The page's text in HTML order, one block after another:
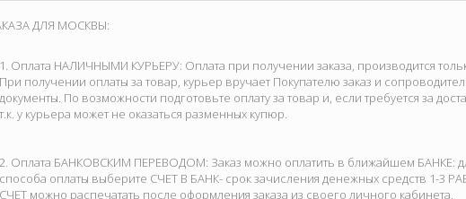
ДЛЯ МОСКВЫ:
1. Оплата НАЛИЧНЫМИ КУРЬЕРУ: Оплата при получении заказа, производится
При получении оплаты за товар, курьер вручает Покупателю заказ и
документы. По возможности подготовьте оплату за товар и, если требуется за
т.к. у курьера может не оказаться разменных купюр.
2. Оплата БАНКОВСКИМ ПЕРЕВОДОМ: Заказ можно оплатить в ближайшем БАНКЕ:
способа оплаты выберите СЧЕТ В БАНК- срок зачисления денежных средств 1-3
СЧЕТ можно распечатать после оформления заказа из своего личного кабинета.